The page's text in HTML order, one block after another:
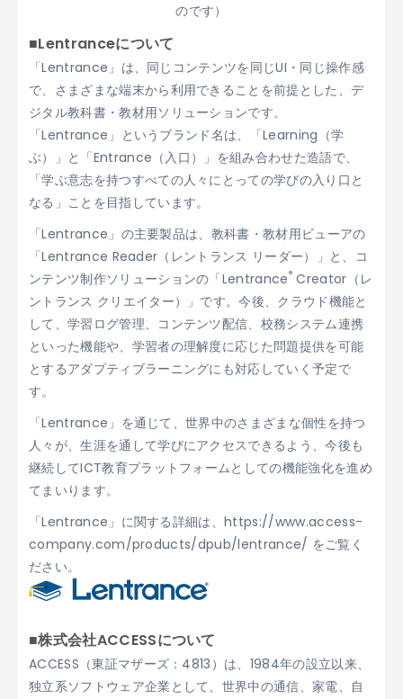
のです）
■Lentranceについて
「Lentrance」は、同じコンテンツを同じUI・同じ操作感
で、さまざまな端末から利用できることを前提とした、デ
ジタル教科書・教材用ソリューションです。
「Lentrance」というブランド名は、「Learning（学
ぶ）」と「Entrance（入口）」を組み合わせた造語で、
「学ぶ意志を持つすべての人々にとっての学びの入り口と
なる」ことを目指しています。
「Lentrance」の主要製品は、教科書・教材用ビューアの
「Lentrance Reader（レントランス リーダー）」と、コ
ンテンツ制作ソリューションの「Lentrance® Creator（レ
ントランス クリエイター）」です。今後、クラウド機能と
して、学習ログ管理、コンテンツ配信、校務システム連携
といった機能や、学習者の理解度に応じた問題提供を可能
とするアダプティブラーニングにも対応していく予定で
す。
「Lentrance」を通じて、世界中のさまざまな個性を持つ
人々が、生涯を通して学びにアクセスできるよう、今後も
継続してICT教育プラットフォームとしての機能強化を進め
てまいります。
「Lentrance」に関する詳細は、https://www.access-
company.com/products/dpub/lentrance/ をご覧く
ださい。
■株式会社ACCESSについて
ACCESS（東証マザーズ：4813）は、1984年の設立以来、
独立系ソフトウェア企業として、世界中の通信、家電、自